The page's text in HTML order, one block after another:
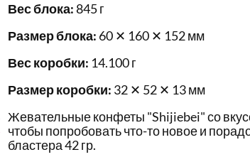
Вес блока:845 г
Размер блока: 60 ✕ 160 ✕ 152 мм
Вес коробки: 14.100 г
Размер коробки: 32 ✕ 52 ✕ 13 мм
Жевательные конфеты "Shijiebei" со
чтобы попробовать что-то новое и
бластера 42 гр.